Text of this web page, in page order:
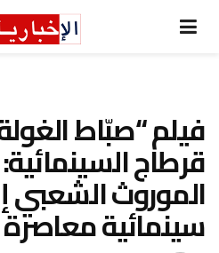
فيلم “صبّاط
قرطاج
الموروث الشعبي
سينمائية معاصرة